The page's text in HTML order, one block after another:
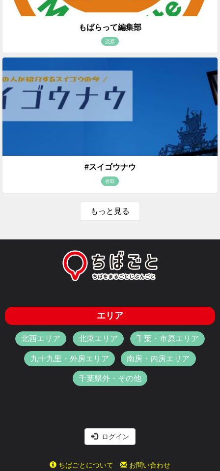
もばらって編集部
茂原
#スイゴウナウ
香取
もっと見る
エリア
北西エリア 北東エリア 千葉・市原エリア
九十九里・外房エリア 南房・内房エリア
千葉県外・その他
ログイン
ちばごとについて お問い合わせ